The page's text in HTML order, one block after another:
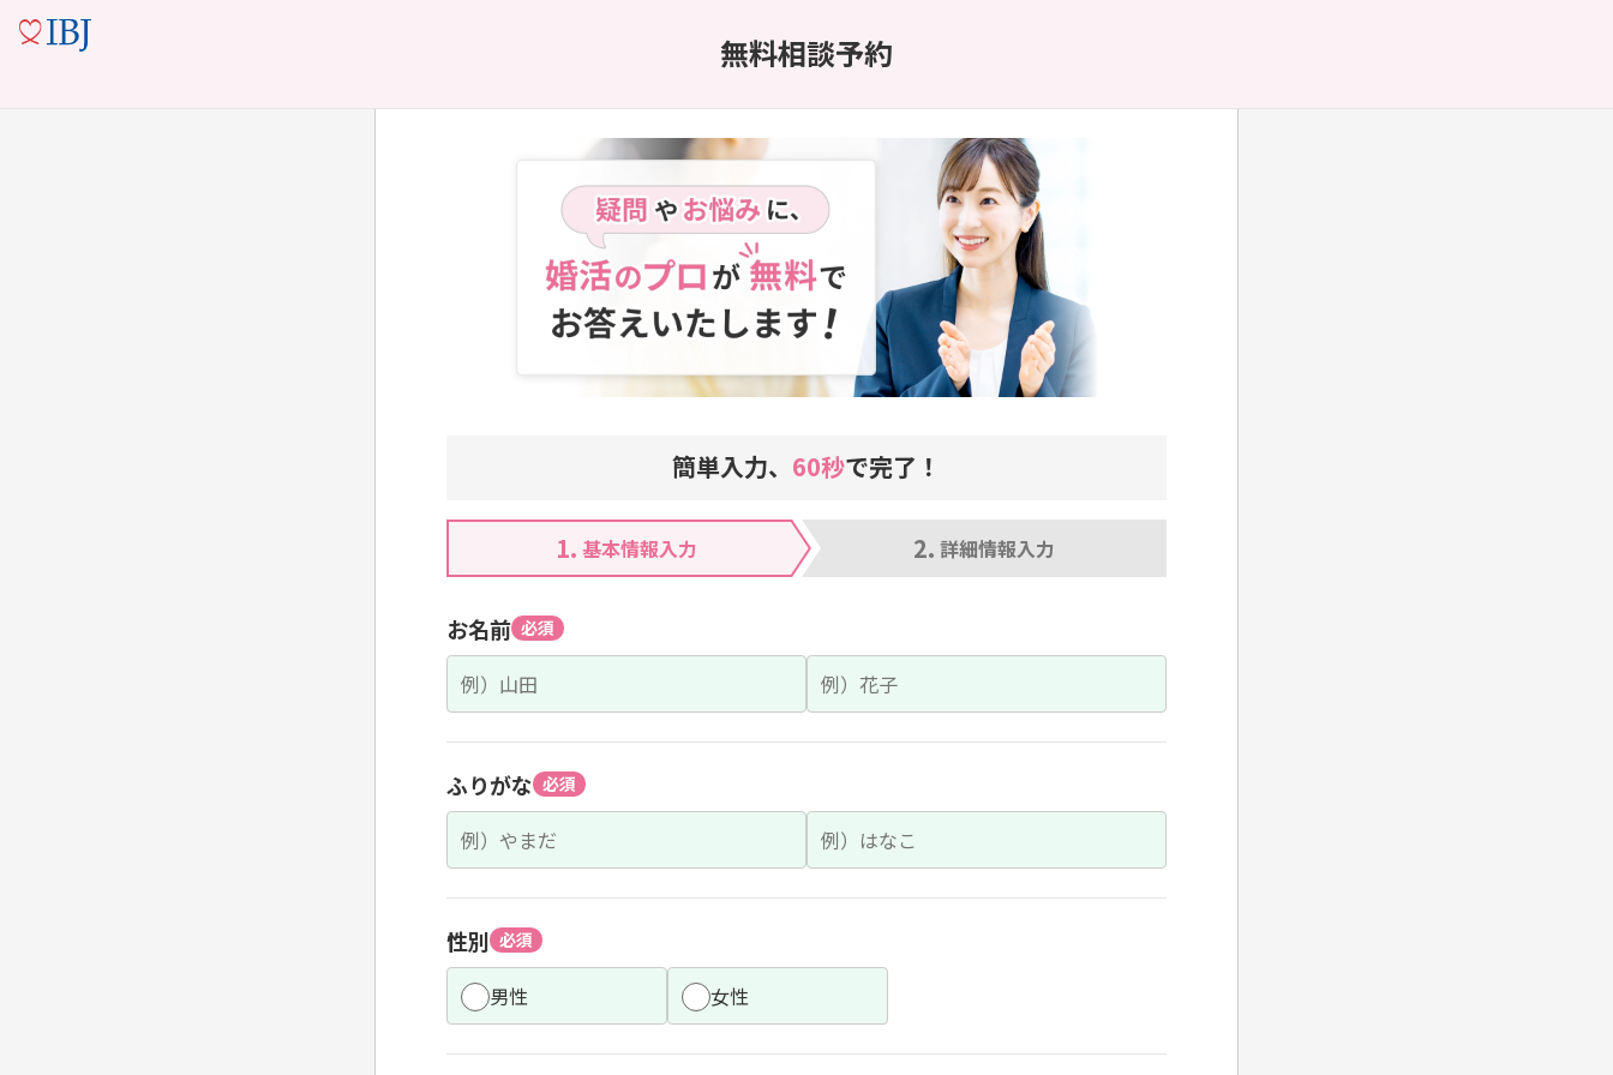
無料相談予約
簡単入力、 60秒で完了！
1. 基本情報入力 2. 詳細情報入力
お名前 必須
ふりがな 必須
性別 必須
男性 女性